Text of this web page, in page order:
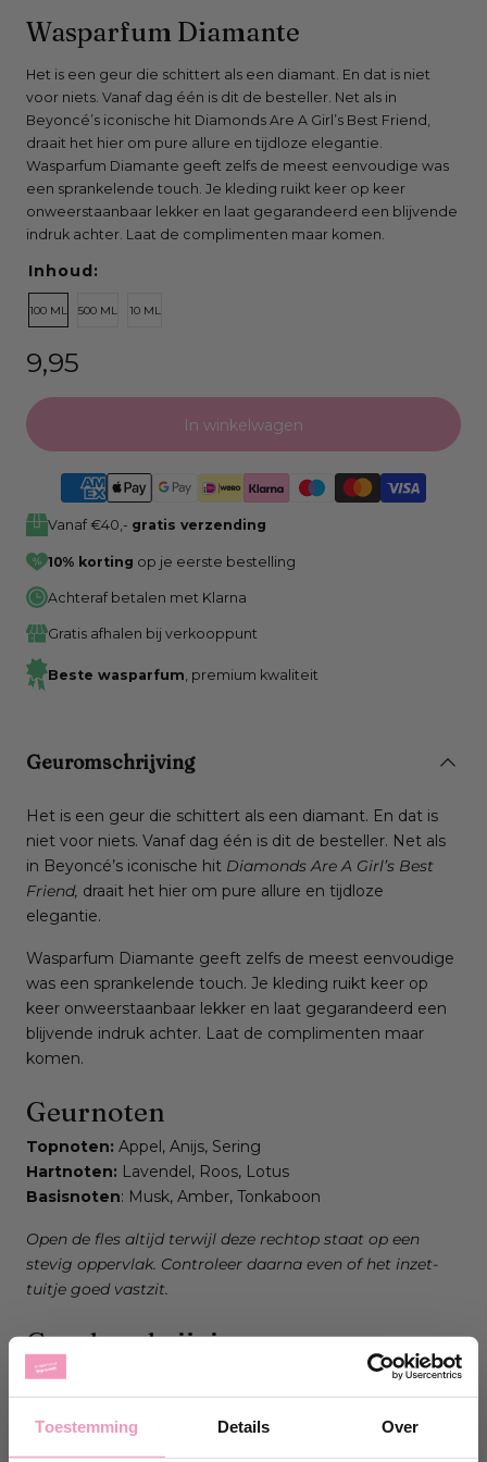
Toestemming Details Over
Open
media
0
in
modaal
venster
Wasparfum Diamante
Het is een geur die schittert als een diamant. En dat is niet
voor niets. Vanaf dag één is dit de besteller. Net als in
Beyoncé’s iconische hit Diamonds Are A Girl’s Best Friend,
draait het hier om pure allure en tijdloze elegantie.
Wasparfum Diamante geeft zelfs de meest eenvoudige was
een sprankelende touch. Je kleding ruikt keer op keer
onweerstaanbaar lekker en laat gegarandeerd een blijvende
indruk achter. Laat de complimenten maar komen.
Inhoud:
100 ML 500 ML 10 ML
Normale
prijs
9,95
In winkelwagen
Vanaf €40,- gratis verzending
10% korting op je eerste bestelling
Achteraf betalen met Klarna
Gratis afhalen bij verkooppunt
Beste wasparfum , premium kwaliteit
Geuromschrijving
Het is een geur die schittert als een diamant. En dat is
niet voor niets. Vanaf dag één is dit de besteller. Net als
in Beyoncé’s iconische hit Diamonds Are A Girl’s Best
Friend, draait het hier om pure allure en tijdloze
elegantie.
Wasparfum Diamante geeft zelfs de meest eenvoudige
was een sprankelende touch. Je kleding ruikt keer op
keer onweerstaanbaar lekker en laat gegarandeerd een
blijvende indruk achter. Laat de complimenten maar
komen.
Geurnoten
Topnoten: Appel, Anijs, Sering
Hartnoten: Lavendel, Roos, Lotus
Basisnoten: Musk, Amber, Tonkaboon
Open de fles altijd terwijl deze rechtop staat op een
stevig oppervlak. Controleer daarna even of het inzet-
tuitje goed vastzit.
Geurbeschrijving
Intens bloemig parfum, met houtachtige en witte musk
ondertonen.
De topper der toppers: de geur Diamante staat in Italië